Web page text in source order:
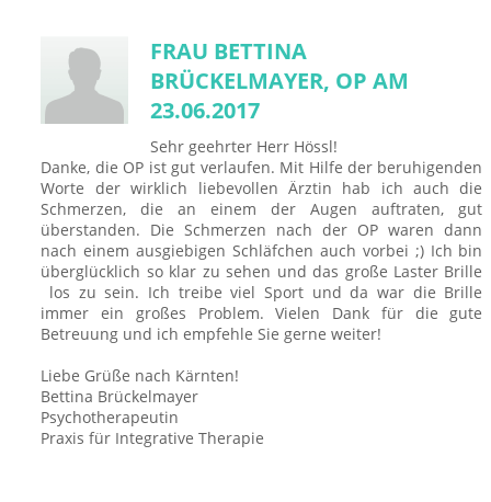
FRAU BETTINA
BRÜCKELMAYER, OP AM
23.06.2017
Sehr geehrter Herr Hössl!
Danke, die OP ist gut verlaufen. Mit Hilfe der beruhigenden
Worte der wirklich liebevollen Ärztin hab ich auch die
Schmerzen, die an einem der Augen auftraten, gut
überstanden. Die Schmerzen nach der OP waren dann
nach einem ausgiebigen Schläfchen auch vorbei ;) Ich bin
überglücklich so klar zu sehen und das große Laster Brille
los zu sein. Ich treibe viel Sport und da war die Brille
immer ein großes Problem. Vielen Dank für die gute
Betreuung und ich empfehle Sie gerne weiter!
Liebe Grüße nach Kärnten!
Bettina Brückelmayer
Psychotherapeutin
Praxis für Integrative Therapie